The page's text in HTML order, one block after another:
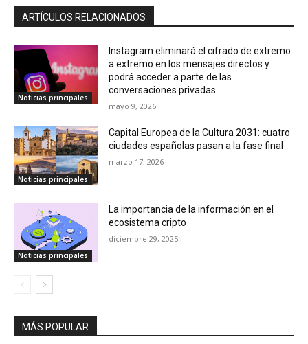
ARTÍCULOS RELACIONADOS
Noticias principales
Instagram eliminará el cifrado de extremo
a extremo en los mensajes directos y
podrá acceder a parte de las
conversaciones privadas
mayo 9, 2026
Noticias principales
Capital Europea de la Cultura 2031: cuatro
ciudades españolas pasan a la fase final
marzo 17, 2026
Noticias principales
La importancia de la información en el
ecosistema cripto
diciembre 29, 2025
MÁS POPULAR